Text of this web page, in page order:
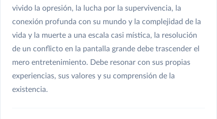
vivido la opresión, la lucha por la supervivencia, la
conexión profunda con su mundo y la complejidad de la
vida y la muerte a una escala casi mística, la resolución
de un conflicto en la pantalla grande debe trascender el
mero entretenimiento. Debe resonar con sus propias
experiencias, sus valores y su comprensión de la
existencia.